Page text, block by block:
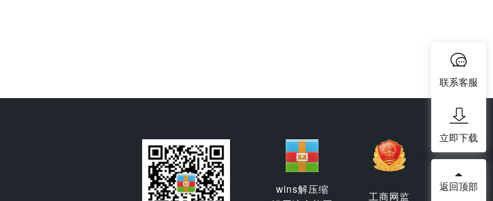
wins解压缩
工商网监
联系客服
立即下载
返回顶部